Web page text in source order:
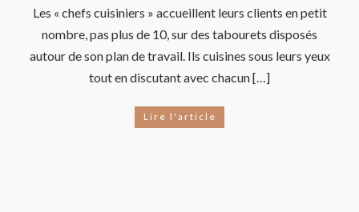
Les « chefs cuisiniers » accueillent leurs clients en petit
nombre, pas plus de 10, sur des tabourets disposés
autour de son plan de travail. Ils cuisines sous leurs yeux
tout en discutant avec chacun […]
Lire l'article